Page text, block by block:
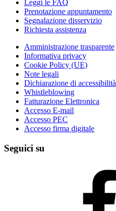
Leggi le FAQ
Prenotazione appuntamento
Segnalazione disservizio
Richiesta assistenza
Amministrazione trasparente
Informativa privacy
Cookie Policy (UE)
Note legali
Dichiarazione di accessibilità
Whistleblowing
Fatturazione Elettronica
Accesso E-mail
Accesso PEC
Accesso firma digitale
Seguici su